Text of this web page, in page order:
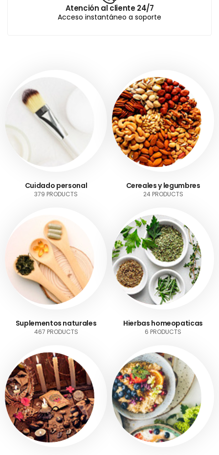
Atención al cliente 24/7
Acceso instantáneo a soporte
Cuidado personal
379 PRODUCTS
Cereales y legumbres
24 PRODUCTS
Suplementos naturales
467 PRODUCTS
Hierbas homeopaticas
6 PRODUCTS